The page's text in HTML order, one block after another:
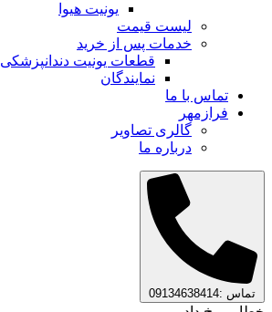
یونیت هیوا
لیست قیمت
خدمات پس از خرید
قطعات یونیت دندانپزشکی
نمایندگان
تماس با ما
فرازمهر
گالری تصاویر
درباره ما
تماس :09134638414